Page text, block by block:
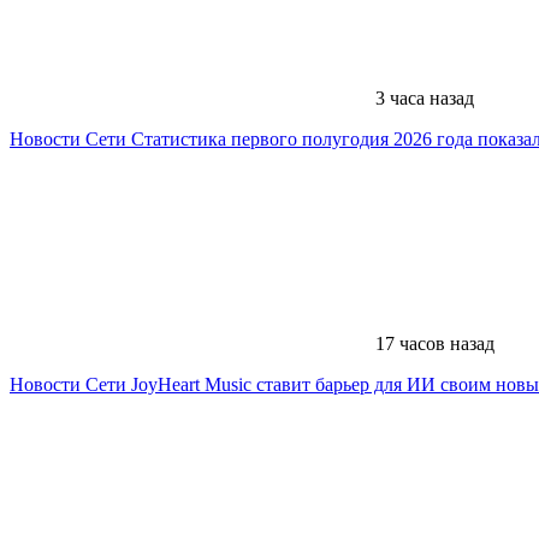
3 часа назад
Новости Сети Статистика первого полугодия 2026 года
17 часов назад
Новости Сети JoyHeart Music ставит барьер для ИИ своим